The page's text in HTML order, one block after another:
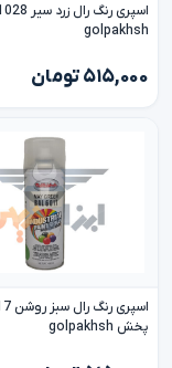
golpakhsh
۵۱۵,۰۰۰ تومان
پخش golpakhsh